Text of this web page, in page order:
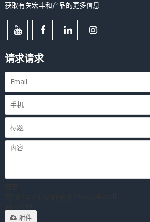
获取有关宏丰和产品的更多信息
请求请求
附件